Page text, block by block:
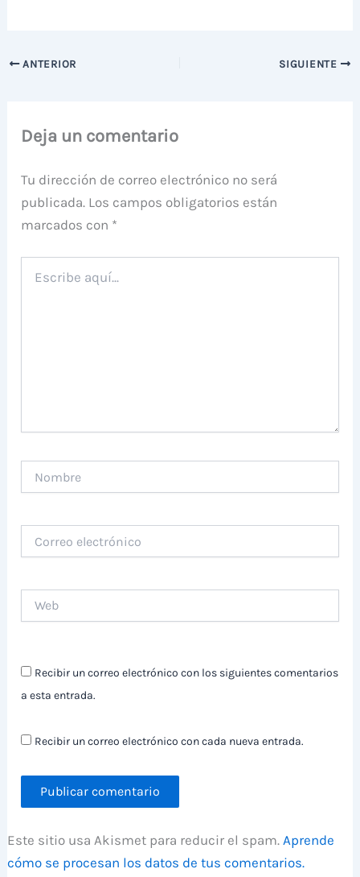
ANTERIOR SIGUIENTE
Deja un comentario
Tu dirección de correo electrónico no será
publicada. Los campos obligatorios están
marcados con *
aquí...
electrónico
Recibir un correo electrónico con los siguientes comentarios
a esta entrada.
Recibir un correo electrónico con cada nueva entrada.
Este sitio usa Akismet para reducir el spam. Aprende
cómo se procesan los datos de tus comentarios.